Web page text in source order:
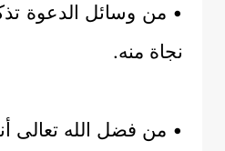
• من وسائل الدعوة
نجاة منه.
• من فضل الله تعالى